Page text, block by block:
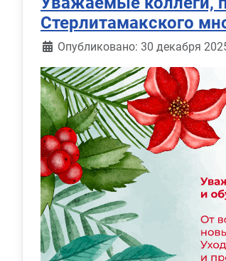
Стерлитамакского
Информация о материале
Опубликовано: 30 декабря